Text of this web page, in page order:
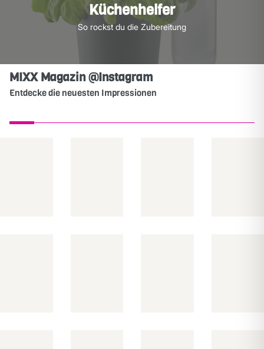
Küchenhelfer
So rockst du die Zubereitung
MIXX Magazin @Instagram
Entdecke die neuesten Impressionen